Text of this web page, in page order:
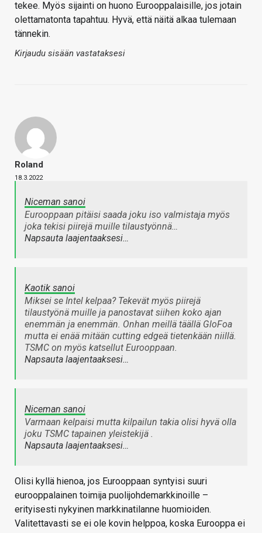
tekee. Myös sijainti on huono Eurooppalaisille, jos jotain
olettamatonta tapahtuu. Hyvä, että näitä alkaa tulemaan
tännekin.
Kirjaudu sisään vastataksesi
Roland
18.3.2022
Niceman sanoi
Eurooppaan pitäisi saada joku iso valmistaja myös
joka tekisi piirejä muille tilaustyönnä…
Napsauta laajentaaksesi…
Kaotik sanoi
Miksei se Intel kelpaa? Tekevät myös piirejä
tilaustyönä muille ja panostavat siihen koko ajan
enemmän ja enemmän. Onhan meillä täällä GloFoa
mutta ei enää mitään cutting edgeä tietenkään niillä.
TSMC on myös katsellut Eurooppaan.
Napsauta laajentaaksesi…
Niceman sanoi
Varmaan kelpaisi mutta kilpailun takia olisi hyvä olla
joku TSMC tapainen yleistekijä .
Napsauta laajentaaksesi…
Olisi kyllä hienoa, jos Eurooppaan syntyisi suuri
eurooppalainen toimija puolijohdemarkkinoille –
erityisesti nykyinen markkinatilanne huomioiden.
Valitettavasti se ei ole kovin helppoa, koska Eurooppa ei